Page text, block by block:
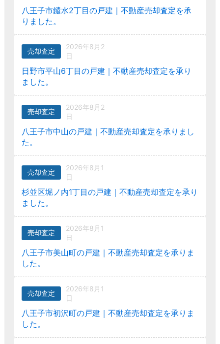
八王子市鑓水2丁目の戸建｜不動産売却査定を承
りました。
売却査定
2026年8月2
日
日野市平山6丁目の戸建｜不動産売却査定を承り
ました。
売却査定
2026年8月2
日
八王子市中山の戸建｜不動産売却査定を承りまし
た。
売却査定
2026年8月1
日
杉並区堀ノ内1丁目の戸建｜不動産売却査定を承り
ました。
売却査定
2026年8月1
日
八王子市美山町の戸建｜不動産売却査定を承りま
した。
売却査定
2026年8月1
日
八王子市初沢町の戸建｜不動産売却査定を承りま
した。